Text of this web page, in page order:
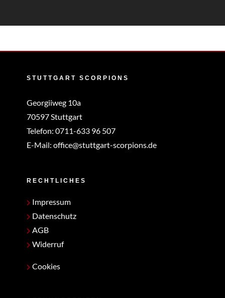
STUTTGART SCORPIONS
Georgiiweg 10a
70597 Stuttgart
Telefon: 0711-633 96 507
E-Mail: office@stuttgart-scorpions.de
RECHTLICHES
Impressum
Datenschutz
AGB
Widerruf
Cookies